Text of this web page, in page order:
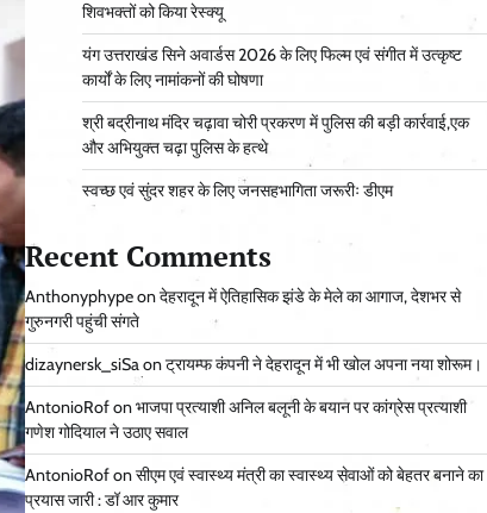
शिवभक्तों को किया रेस्क्यू
यंग उत्तराखंड सिने अवार्डस 2026 के लिए फिल्म एवं संगीत में उत्कृष्ट
कार्यों के लिए नामांकनों की घोषणा
श्री बद्रीनाथ मंदिर चढ़ावा चोरी प्रकरण में पुलिस की बड़ी कार्रवाई,एक
और अभियुक्त चढ़ा पुलिस के हत्थे
स्वच्छ एवं सुंदर शहर के लिए जनसहभागिता जरूरीः डीएम
Recent Comments
Anthonyphypeonदेहरादून में ऐतिहासिक झंडे के मेले का आगाज, देशभर से
गुरुनगरी पहुंची संगते
dizaynersk_siSaonट्रायम्फ कंपनी ने देहरादून में भी खोल अपना नया शोरूम।
AntonioRofonभाजपा प्रत्याशी अनिल बलूनी के बयान पर कांग्रेस प्रत्याशी
गणेश गोदियाल ने उठाए सवाल
AntonioRofonसीएम एवं स्वास्थ्य मंत्री का स्वास्थ्य सेवाओं को बेहतर बनाने का
प्रयास जारी : डॉ आर कुमार